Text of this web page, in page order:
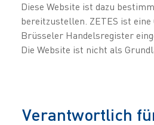
Diese Website ist dazu
bereitzustellen. ZETES ist
Brüsseler Handelsregister
Die Website ist nicht als
Verantwortlich